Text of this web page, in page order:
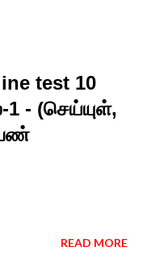
test 10
1 - (செய்யுள்,
READ MORE